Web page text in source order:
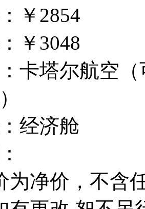
￥2854
￥3048
卡塔尔航空
经济舱
为净价，不含